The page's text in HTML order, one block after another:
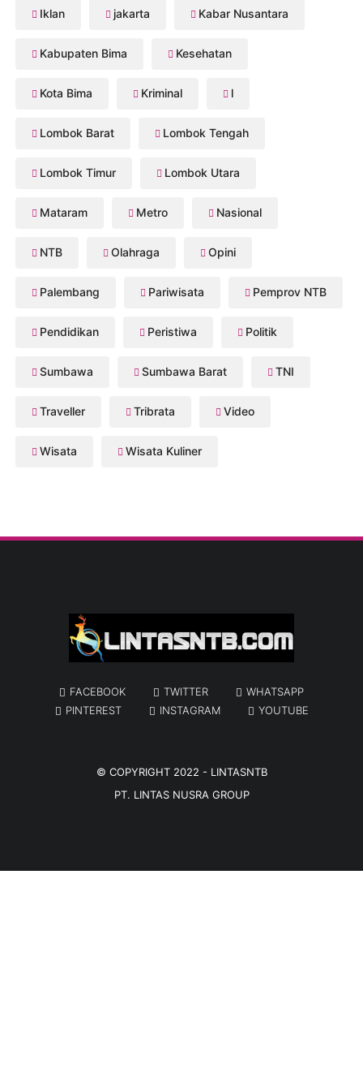
Iklan jakarta Kabar Nusantara
Kabupaten Bima Kesehatan
Kota Bima Kriminal l
Lombok Barat Lombok Tengah
Lombok Timur Lombok Utara
Mataram Metro Nasional
NTB Olahraga Opini
Palembang Pariwisata Pemprov NTB
Pendidikan Peristiwa Politik
Sumbawa Sumbawa Barat TNI
Traveller Tribrata Video
Wisata Wisata Kuliner
FACEBOOK TWITTER
WHATSAPP
PINTEREST
INSTAGRAM YOUTUBE
© COPYRIGHT 2022 - LINTASNTB
PT. LINTAS NUSRA GROUP